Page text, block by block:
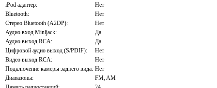
iPod адаптер:
Нет
Bluetooth:
Нет
Стерео Bluetooth (A2DP):
Нет
Аудио вход Minijack:
Да
Аудио выход RCA:
Да
Цифровой аудио выход (S/PDIF):
Нет
Видео выход RCA:
Нет
Подключение камеры заднего вида: Нет
Диапазоны:
FM, AM